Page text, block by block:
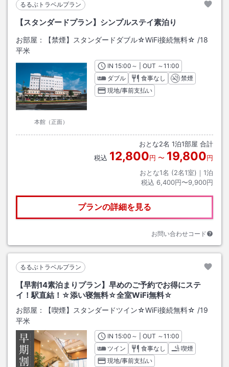
るるぶトラベルプラン
【スタンダードプラン】シンプルステイ素泊り
お部屋： 【禁煙】スタンダードダブル☆WiFi接続無料☆ /18
平米
本館（正面）
INチェックイン
15:00 ～ | OUT チェックアウト
～11:00
ダブル
食事なし
禁煙
現地/事前支払い
おとな2名 1泊1部屋 合計
税込 12,800円 〜 19,800円
おとな1名 (2名1室)｜ 1泊
税込 6,400円〜9,900円
プランの詳細を見る
お問い合わせコード
るるぶトラベルプラン
【早割14素泊まりプラン】早めのご予約でお得にステ
イ！駅直結！☆添い寝無料☆全室WiFi無料☆
お部屋： 【喫煙】スタンダードツイン☆WiFi接続無料☆ /19
平米
INチェックイン
15:00 ～ | OUT チェックアウト
～11:00
ツイン
食事なし
喫煙
現地/事前支払い